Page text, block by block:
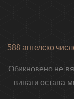
588 ангелско
Обикновено не
винаги остава